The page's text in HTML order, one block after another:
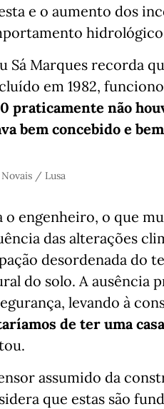
e o aumento dos
hidrológico
Sá Marques recorda
em 1982,
praticamente não
bem concebido e
Novais / Lusa
o engenheiro, o que
das alterações
desordenada do
do solo. A ausência
levando à
de ter uma
assumido da
que estas são